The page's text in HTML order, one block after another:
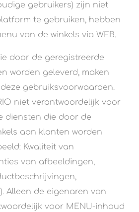
gebruikers) zijn niet
te gebruiken, hebben
van de winkels via WEB.
door de geregistreerde
worden geleverd, maken
gebruiksvoorwaarden.
niet verantwoordelijk voor
diensten die door de
aan klanten worden
Kwaliteit van
van afbeeldingen,
Alleen de eigenaren van
voor MENU-inhoud